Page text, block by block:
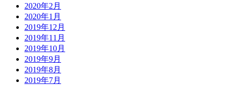
2020年2月
2020年1月
2019年12月
2019年11月
2019年10月
2019年9月
2019年8月
2019年7月